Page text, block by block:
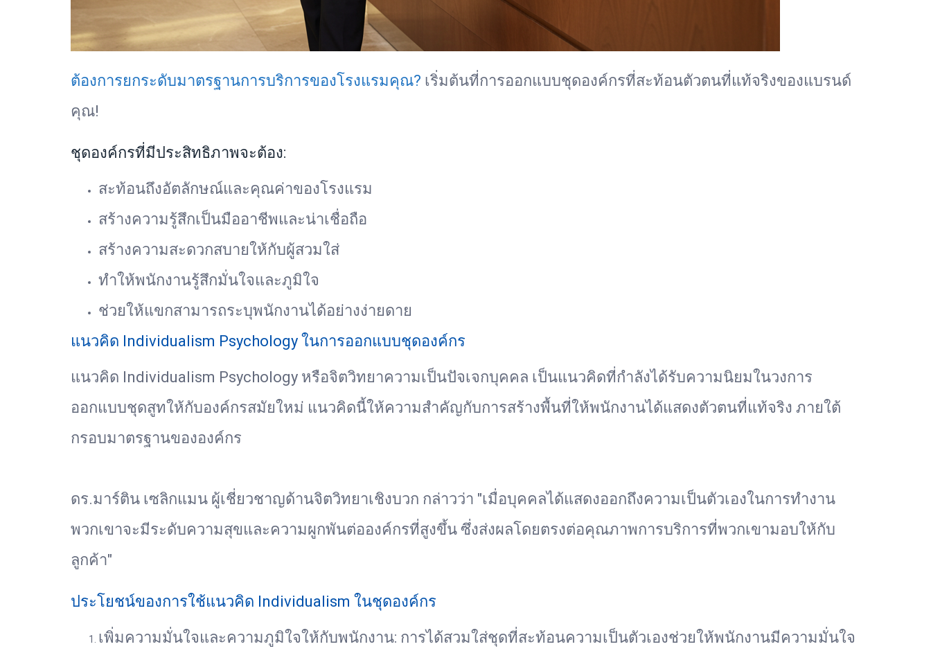
ต้องการยกระดับมาตรฐานการบริการของโรงแรมคุณ? เริ่มต้นที่การออกแบบชุดองค์กรที่สะท้อนตัวตนที่แท้จริงของแบรนด์
คุณ!
ชุดองค์กรที่มีประสิทธิภาพจะต้อง:
สะท้อนถึงอัตลักษณ์และคุณค่าของโรงแรม
สร้างความรู้สึกเป็นมืออาชีพและน่าเชื่อถือ
สร้างความสะดวกสบายให้กับผู้สวมใส่
ทำให้พนักงานรู้สึกมั่นใจและภูมิใจ
ช่วยให้แขกสามารถระบุพนักงานได้อย่างง่ายดาย
แนวคิด Individualism Psychology ในการออกแบบชุดองค์กร
แนวคิด Individualism Psychology หรือจิตวิทยาความเป็นปัจเจกบุคคล เป็นแนวคิดที่กำลังได้รับความนิยมในวงการ
ออกแบบชุดสูทให้กับองค์กรสมัยใหม่ แนวคิดนี้ให้ความสำคัญกับการสร้างพื้นที่ให้พนักงานได้แสดงตัวตนที่แท้จริง ภายใต้
กรอบมาตรฐานขององค์กร
ดร.มาร์ติน เซลิกแมน ผู้เชี่ยวชาญด้านจิตวิทยาเชิงบวก กล่าวว่า "เมื่อบุคคลได้แสดงออกถึงความเป็นตัวเองในการทำงาน
พวกเขาจะมีระดับความสุขและความผูกพันต่อองค์กรที่สูงขึ้น ซึ่งส่งผลโดยตรงต่อคุณภาพการบริการที่พวกเขามอบให้กับ
ลูกค้า"
ประโยชน์ของการใช้แนวคิด Individualism ในชุดองค์กร
เพิ่มความมั่นใจและความภูมิใจให้กับพนักงาน: การได้สวมใส่ชุดที่สะท้อนความเป็นตัวเองช่วยให้พนักงานมีความมั่นใจ